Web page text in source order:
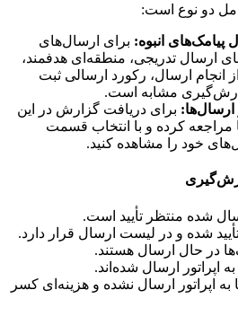
دو نوع است:
انبوه: برای ارسال‌های
ارسال تدریجی، منطقه‌ای هدفمند،
انجام ارسال، رکورد ارسالی ثبت
مشابه است.
برای دریافت گزارش در این
مراجعه کرده و با انتخاب قسمت
خود را مشاهده کنید.
شده منتظر تأیید است.
شده و در لیست ارسال قرار دارد.
در حال ارسال هستند.
اپراتور ارسال شده‌اند.
به اپراتور ارسال نشده و هزینه‌ای کسر